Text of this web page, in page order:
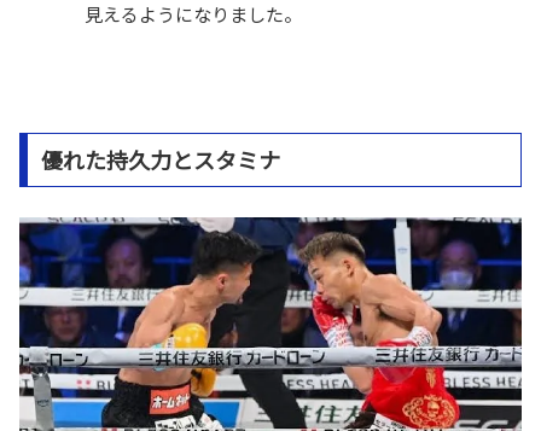
見えるようになりました。
優れた持久力とスタミナ